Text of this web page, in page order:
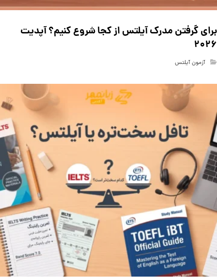
برای گرفتن مدرک آیلتس از کجا شروع کنیم؟ آپدیت
۲۰۲۶
آزمون آیلتس